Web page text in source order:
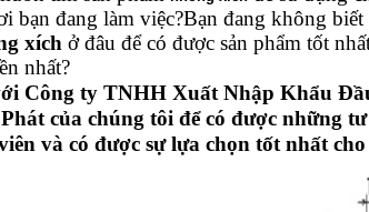
bạn đang làm việc?Bạn đang không biết
xích ở đâu để có được sản phẩm tốt
nhất?
Công ty TNHH Xuất Nhập Khẩu
của chúng tôi để có được những
và có được sự lựa chọn tốt nhất